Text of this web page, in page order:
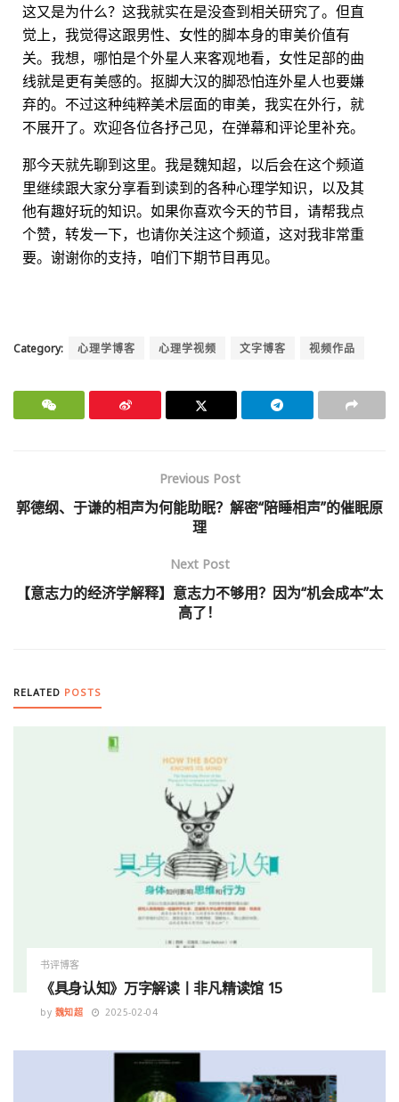
这又是为什么？这我就实在是没查到相关研究了。但直
觉上，我觉得这跟男性、女性的脚本身的审美价值有
关。我想，哪怕是个外星人来客观地看，女性足部的曲
线就是更有美感的。抠脚大汉的脚恐怕连外星人也要嫌
弃的。不过这种纯粹美术层面的审美，我实在外行，就
不展开了。欢迎各位各抒己见，在弹幕和评论里补充。
那今天就先聊到这里。我是魏知超，以后会在这个频道
里继续跟大家分享看到读到的各种心理学知识，以及其
他有趣好玩的知识。如果你喜欢今天的节目，请帮我点
个赞，转发一下，也请你关注这个频道，这对我非常重
要。谢谢你的支持，咱们下期节目再见。
Category: 心理学博客 心理学视频 文字博客 视频作品
Previous Post
郭德纲、于谦的相声为何能助眠？解密“陪睡相声”的催眠原
理
Next Post
【意志力的经济学解释】意志力不够用？因为“机会成本”太
高了！
RELATED POSTS
书评博客
《具身认知》万字解读丨非凡精读馆 15
by 魏知超 2025-02-04